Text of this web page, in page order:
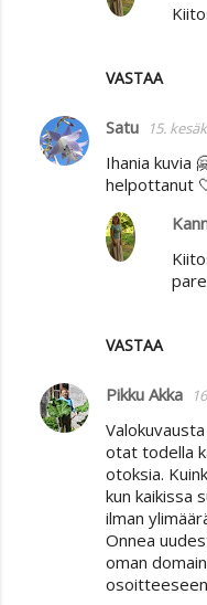
VASTAA
Satu 15.
Ihania kuvia
helpottanut
VASTAA
Pikku Akka
otat todella
otoksia.
kun kaikissa
ilman
Onnea
oman